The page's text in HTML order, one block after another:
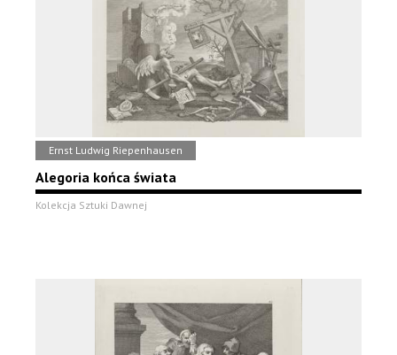
Ernst Ludwig Riepenhausen
Alegoria końca świata
Kolekcja Sztuki Dawnej